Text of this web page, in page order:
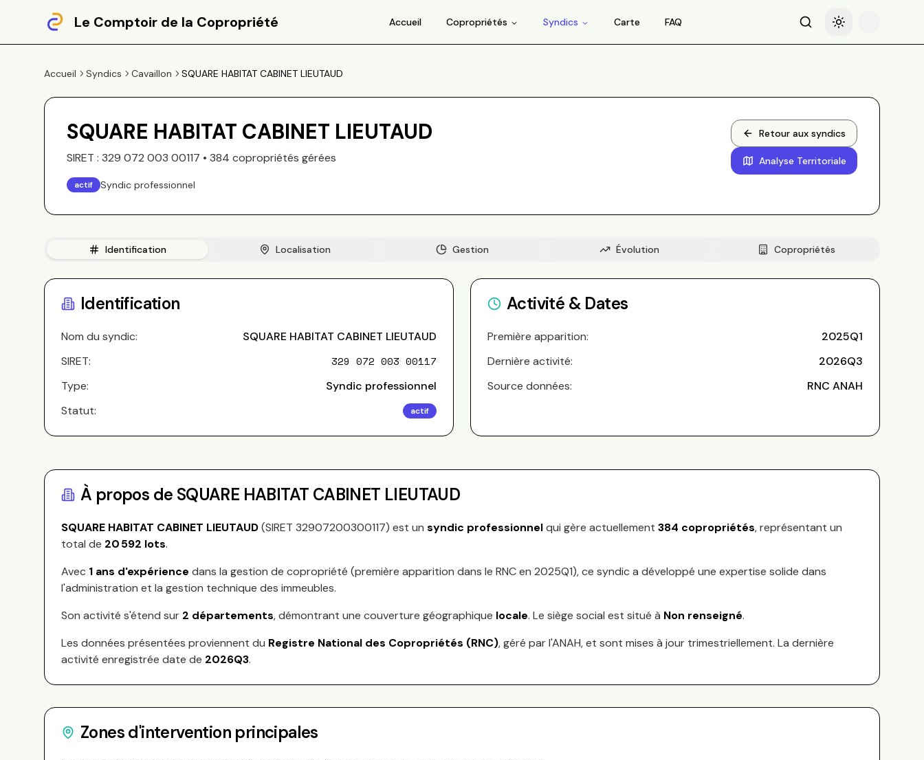
Le Comptoir de la Copropriété Accueil Copropriétés Syndics Carte FAQ RechercheBasculer le thème
Accueil Syndics Cavaillon SQUARE HABITAT CABINET LIEUTAUD
SQUARE HABITAT CABINET LIEUTAUD
SIRET : 329 072 003 00117 • 384 copropriétés gérées
actif Syndic professionnel
Retour aux syndics
Analyse Territoriale
Identification Localisation Gestion Évolution Copropriétés
Identification
Nom du syndic:
SQUARE HABITAT CABINET LIEUTAUD
SIRET:
329 072 003 00117
Type:
Syndic professionnel
Statut:
actif
Activité & Dates
Première apparition:
2025Q1
Dernière activité:
2026Q3
Source données:
RNC ANAH
À propos de SQUARE HABITAT CABINET LIEUTAUD
SQUARE HABITAT CABINET LIEUTAUD(SIRET 32907200300117) est un syndic professionnelqui gère actuellement 384 copropriétés, représentant un
total de 20 592 lots.
Avec 1 ans d'expérience dans la gestion de copropriété (première apparition dans le RNC en 2025Q1), ce syndic a développé une expertise solide dans
l'administration et la gestion technique des immeubles.
Son activité s'étend sur 2 départements, démontrant une couverture géographique locale. Le siège social est situé à Non renseigné.
Les données présentées proviennent du Registre National des Copropriétés (RNC), géré par l'ANAH, et sont mises à jour trimestriellement. La dernière
activité enregistrée date de 2026Q3.
Zones d'intervention principales